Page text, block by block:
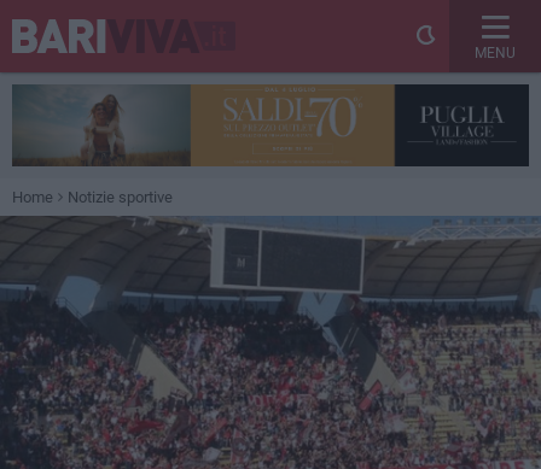
MENU
Home Notizie sportive